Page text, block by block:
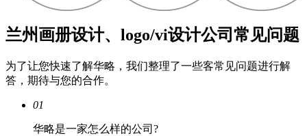
兰州画册设计、logo/vi设计公司常见问题
为了让您快速了解华略，我们整理了一些客常见问题进行解
答，期待与您的合作。
01
华略是一家怎么样的公司?